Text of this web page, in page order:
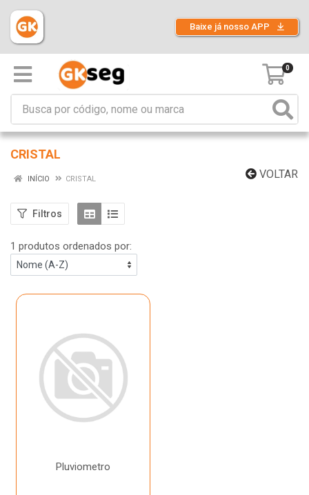
Baixe já nosso APP
0
CRISTAL
VOLTAR
INÍCIO CRISTAL
Filtros
1 produtos ordenados por:
Pluviometro